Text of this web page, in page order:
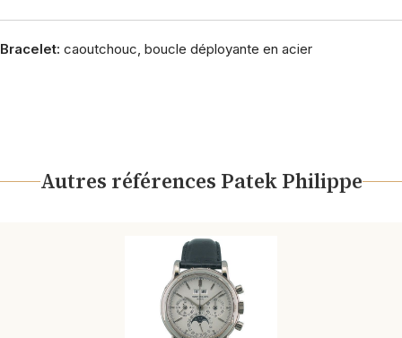
Bracelet: caoutchouc, boucle déployante en acier
Autres références Patek Philippe